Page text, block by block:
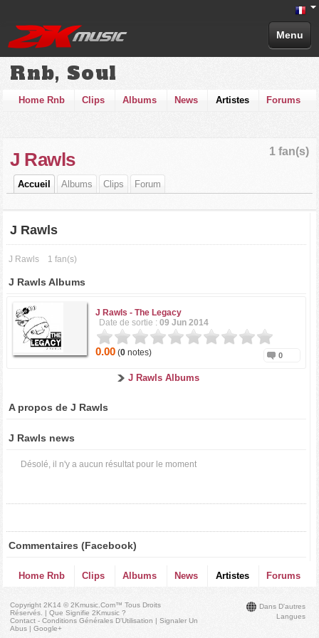
Menu
Rnb, Soul
Home Rnb Clips Albums News Artistes Forums
1 fan(s)
J Rawls
Accueil Albums Clips Forum
J Rawls
J Rawls 1 fan(s)
J Rawls Albums
J Rawls -The Legacy
Date de sortie :09 Jun 2014
0.00 (0 notes) 0
J Rawls Albums
A propos de J Rawls
J Rawls news
Désolé, il n'y a aucun résultat pour le moment
Commentaires (Facebook)
Home Rnb Clips Albums News Artistes Forums
Dans D'autres
Langues
Copyright 2K14 © 2Kmusic.com™Tous Droits
Réservés . |Que Signifie 2Kmusic ?
Contact - Conditions Générales D'Utilisation |Signaler Un
Abus |Google+